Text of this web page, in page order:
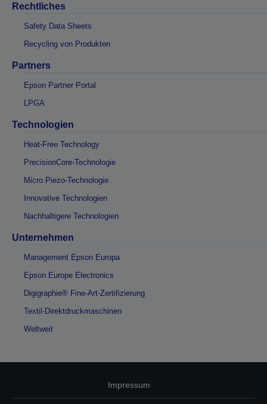
Rechtliches
Safety Data Sheets
Recycling von Produkten
Partners
Epson Partner Portal
LPGA
Technologien
Heat-Free Technology
PrecisionCore-Technologie
Micro Piezo-Technologie
Innovative Technologien
Nachhaltigere Technologien
Unternehmen
Management Epson Europa
Epson Europe Electronics
Digigraphie® Fine-Art-Zertifizierung
Textil-Direktdruckmaschinen
Weltweit
Impressum